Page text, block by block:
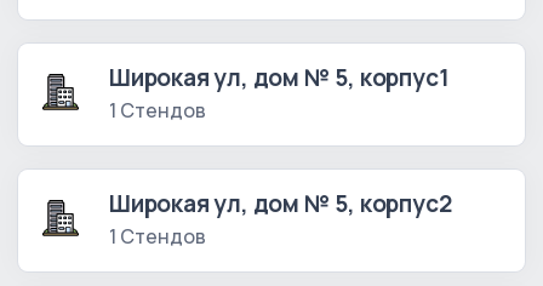
Широкая ул, дом № 5, корпус1
1 Стендов
Широкая ул, дом № 5, корпус2
1 Стендов